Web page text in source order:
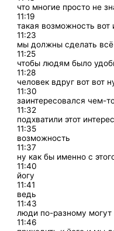
что многие просто не
11:19
такая возможность вот
11:23
мы должны сделать
11:25
чтобы людям было
11:28
человек вдруг вот вот
11:30
заинтересовался чем-
11:32
подхватили этот
11:35
возможность
11:37
ну как бы именно с
11:40
йогу
11:41
ведь
11:43
люди по-разному могут
11:46